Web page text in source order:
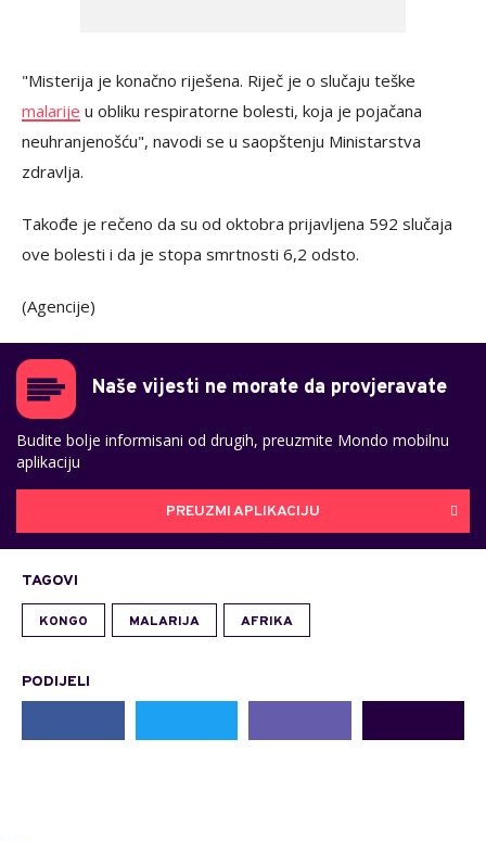
"Misterija je konačno riješena. Riječ je o slučaju teške
malarije u obliku respiratorne bolesti, koja je pojačana
neuhranjenošću", navodi se u saopštenju Ministarstva
zdravlja.
Takođe je rečeno da su od oktobra prijavljena 592 slučaja
ove bolesti i da je stopa smrtnosti 6,2 odsto.
(Agencije)
Naše vijesti ne morate da provjeravate
Budite bolje informisani od drugih, preuzmite Mondo mobilnu
aplikaciju
PREUZMI APLIKACIJU
TAGOVI
KONGO MALARIJA AFRIKA
PODIJELI